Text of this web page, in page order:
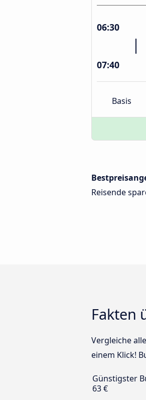
06:30
07:40
Basis
Reisende
Fakten
Vergleiche
einem Klick!
Günstigster
63 €